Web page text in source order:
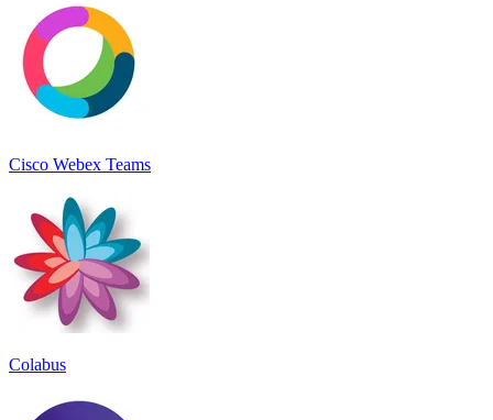
Cisco Webex Teams
Colabus